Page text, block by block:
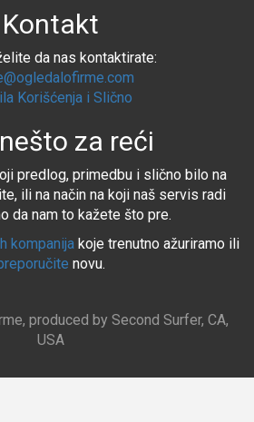
Kontakt
da nas kontaktirate:
Korišćenja i Slično
za reći
predlog, primedbu i slično bilo na
ili na način na koji naš servis radi
da nam to kažete što pre.
kompanija koje trenutno ažuriramo ili
novu.
produced by Second Surfer, CA,
USA